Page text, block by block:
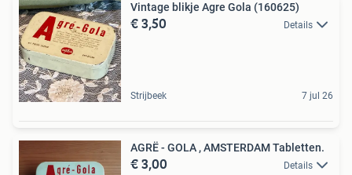
Vintage blikje Agre Gola (160625)
€ 3,50 Details
Strijbeek 7 jul 26
AGRË - GOLA , AMSTERDAM Tabletten.
€ 3,00 Details